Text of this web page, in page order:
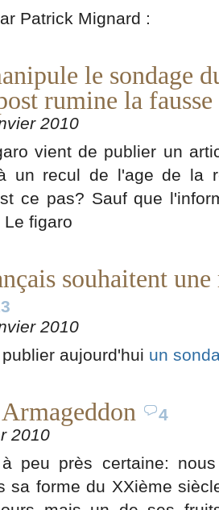
Patrick Mignard :
le sondage
rumine la
2010
vient de publier un
un recul de l'age de la
ce pas? Sauf que
figaro
souhaitent
2010
aujourd'hui un
4
2010
peu près certaine:
sa forme du XXième